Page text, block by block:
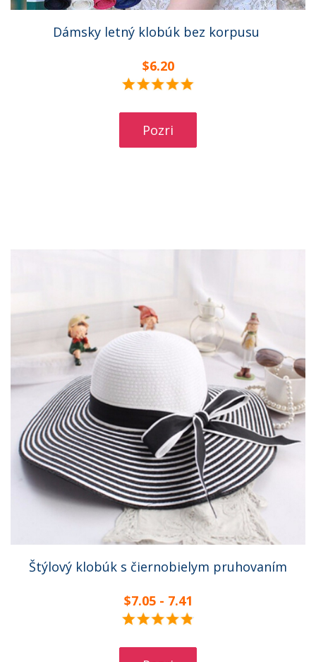
Dámsky letný klobúk bez korpusu
$6.20
Pozri
Štýlový klobúk s čiernobielym pruhovaním
$7.05 - 7.41